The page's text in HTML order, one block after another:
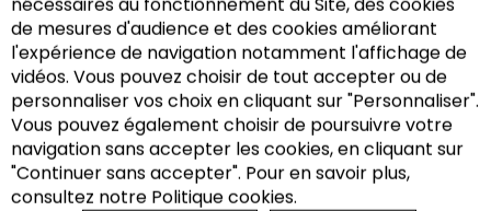
Recherche
de mesures d'audience et des cookies améliorant
l'expérience de navigation notamment l'affichage de
vidéos. Vous pouvez choisir de tout accepter ou de
personnaliser vos choix en cliquant sur "Personnaliser".
Vous pouvez également choisir de poursuivre votre
navigation sans accepter les cookies, en cliquant sur
"Continuer sans accepter". Pour en savoir plus,
consultez notre Politique cookies.